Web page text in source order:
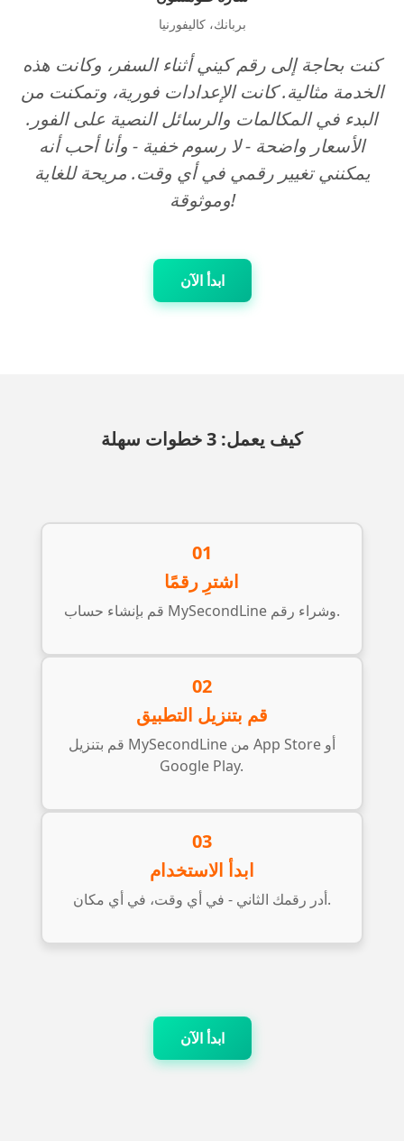
بربانك، كاليفورنيا
كنت بحاجة إلى رقم كيني أثناء السفر، وكانت هذه
الخدمة مثالية. كانت الإعدادات فورية، وتمكنت من
البدء في المكالمات والرسائل النصية على الفور.
الأسعار واضحة - لا رسوم خفية - وأنا أحب أنه
يمكنني تغيير رقمي في أي وقت. مريحة للغاية
وموثوقة!
ابدأ الآن
كيف يعمل: 3 خطوات سهلة
01
اشترِ رقمًا
قم بإنشاء حساب MySecondLine وشراء رقم.
02
قم بتنزيل التطبيق
قم بتنزيل MySecondLine من App Store أو
Google Play.
03
ابدأ الاستخدام
أدر رقمك الثاني - في أي وقت، في أي مكان.
ابدأ الآن